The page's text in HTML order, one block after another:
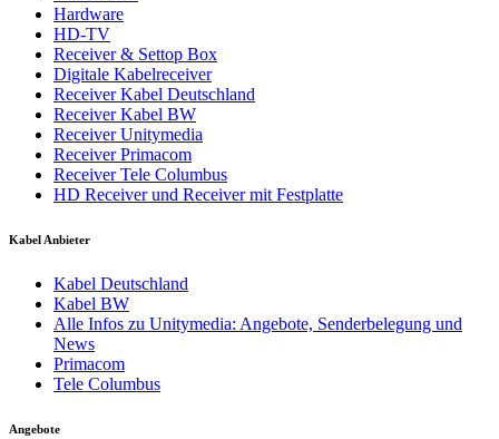
Hardware
HD-TV
Receiver & Settop Box
Digitale Kabelreceiver
Receiver Kabel Deutschland
Receiver Kabel BW
Receiver Unitymedia
Receiver Primacom
Receiver Tele Columbus
HD Receiver und Receiver mit Festplatte
Kabel Anbieter
Kabel Deutschland
Kabel BW
Alle Infos zu Unitymedia: Angebote, Senderbelegung und
News
Primacom
Tele Columbus
Angebote